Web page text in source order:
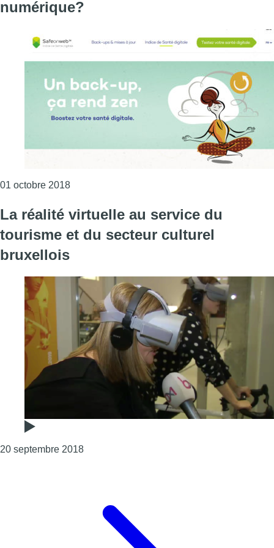
numérique?
01 octobre 2018Consulter l'article "Quelle est votre
La réalité virtuelle au service du
tourisme et du secteur culturel
bruxellois
20 septembre 2018Consulter l'article "La réalité virtuelle au